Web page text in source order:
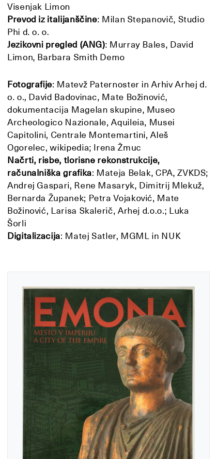
Visenjak Limon
Prevod iz italijanščine: Milan Stepanovič, Studio
Phi d. o. o.
Jezikovni pregled (ANG): Murray Bales, David
Limon, Barbara Smith Demo
Fotografije: Matevž Paternoster in Arhiv Arhej d.
o. o., David Badovinac, Mate Božinović,
dokumentacija Magelan skupine, Museo
Archeologico Nazionale, Aquileia, Musei
Capitolini, Centrale Montemartini, Aleš
Ogorelec, wikipedia; Irena Žmuc
Načrti, risbe, tlorisne rekonstrukcije,
računalniška grafika: Mateja Belak, CPA, ZVKDS;
Andrej Gaspari, Rene Masaryk, Dimitrij Mlekuž,
Bernarda Županek; Petra Vojaković, Mate
Božinović, Larisa Skalerič, Arhej d.o.o.; Luka
Šorli
Digitalizacija: Matej Satler, MGML in NUK